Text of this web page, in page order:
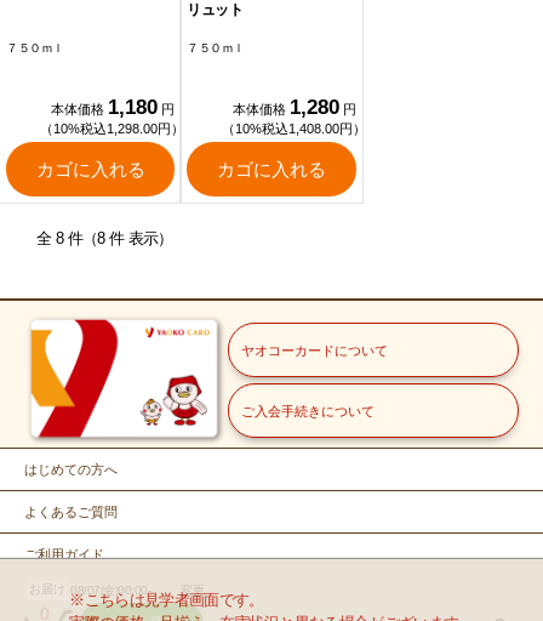
７５０ｍｌ
本体価格 1,180 円
（10%税込1,298.00円）
カゴに入れる
リュット
７５０ｍｌ
本体価格 1,280 円
（10%税込1,408.00円）
カゴに入れる
全 8 件（8 件 表示）
お届け 08/07(金)00:00- 変更
0
※こちらは見学者画面です。
ヤオコーカードについて
ご入会手続きについて
はじめての方へ
よくあるご質問
ご利用ガイド
お問い合せ